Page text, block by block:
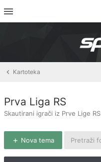
Kartoteka
Prva Liga RS
Skautirani igrači iz Prve Lige RS
Nova tema